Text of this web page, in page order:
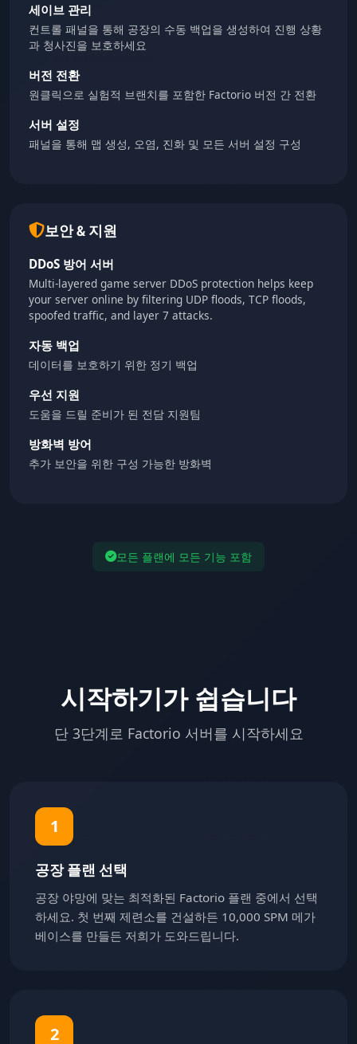
세이브 관리
컨트롤 패널을 통해 공장의 수동 백업을 생성하여 진행 상황
과 청사진을 보호하세요
버전 전환
원클릭으로 실험적 브랜치를 포함한 Factorio 버전 간 전환
서버 설정
패널을 통해 맵 생성, 오염, 진화 및 모든 서버 설정 구성
보안 & 지원
DDoS 방어 서버
Multi-layered game server DDoS protection helps keep
your server online by filtering UDP floods, TCP floods,
spoofed traffic, and layer 7 attacks.
자동 백업
데이터를 보호하기 위한 정기 백업
우선 지원
도움을 드릴 준비가 된 전담 지원팀
방화벽 방어
추가 보안을 위한 구성 가능한 방화벽
모든 플랜에 모든 기능 포함
시작하기가 쉽습니다
단 3단계로 Factorio 서버를 시작하세요
1
공장 플랜 선택
공장 야망에 맞는 최적화된 Factorio 플랜 중에서 선택
하세요. 첫 번째 제련소를 건설하든 10,000 SPM 메가
베이스를 만들든 저희가 도와드립니다.
2